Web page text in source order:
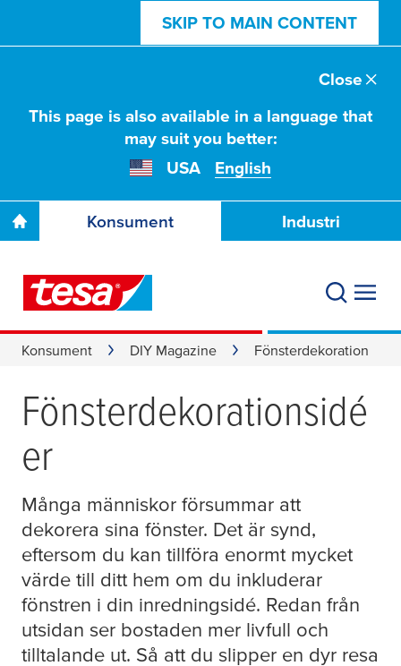
SKIP TO MAIN CONTENT
This page is also available in a language that
may suit you better:
USA
English
Close
Konsument Industri
Konsument DIY Magazine Fönsterdekoration
Fönsterdekorationsidé
er
Många människor försummar att
dekorera sina fönster. Det är synd,
eftersom du kan tillföra enormt mycket
värde till ditt hem om du inkluderar
fönstren i din inredningsidé. Redan från
utsidan ser bostaden mer livfull och
tilltalande ut. Så att du slipper en dyr resa